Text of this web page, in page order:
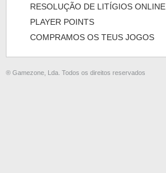
RESOLUÇÃO DE LITÍGIOS ONLINE
PLAYER POINTS
COMPRAMOS OS TEUS JOGOS
® Gamezone, Lda. Todos os direitos reservados